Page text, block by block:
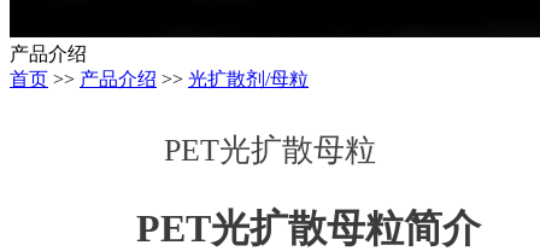
产品介绍
首页 >> 产品介绍 >> 光扩散剂/母粒
PET光扩散母粒
PET光扩散母粒简介